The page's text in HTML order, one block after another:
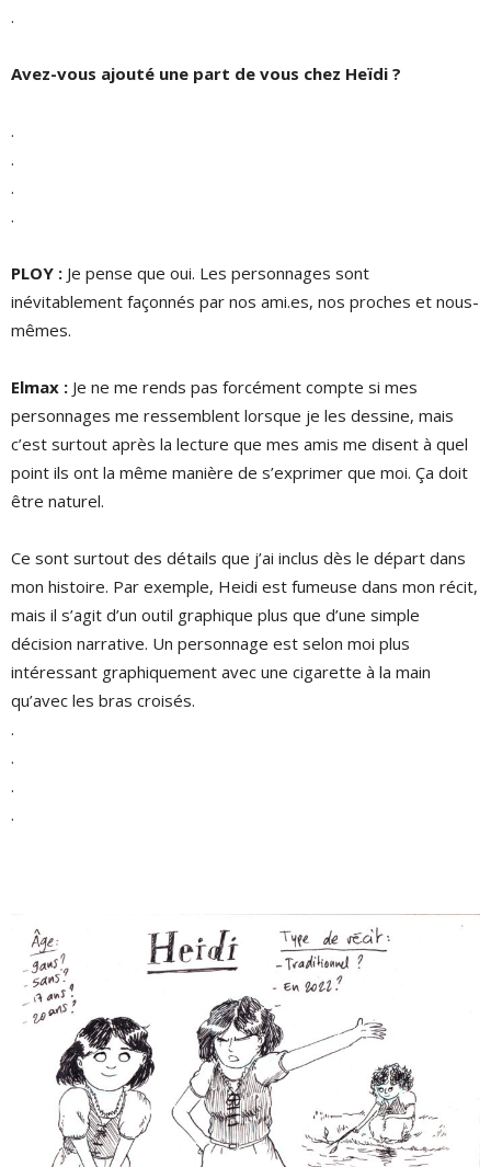
.
Avez-vous ajouté une part de vous chez Heïdi ?
.
.
.
.
PLOY : Je pense que oui. Les personnages sont
inévitablement façonnés par nos ami.es, nos proches et nous-
mêmes.
Elmax : Je ne me rends pas forcément compte si mes
personnages me ressemblent lorsque je les dessine, mais
c’est surtout après la lecture que mes amis me disent à quel
point ils ont la même manière de s’exprimer que moi. Ça doit
être naturel.
Ce sont surtout des détails que j’ai inclus dès le départ dans
mon histoire. Par exemple, Heidi est fumeuse dans mon récit,
mais il s’agit d’un outil graphique plus que d’une simple
décision narrative. Un personnage est selon moi plus
intéressant graphiquement avec une cigarette à la main
qu’avec les bras croisés.
.
.
.
.